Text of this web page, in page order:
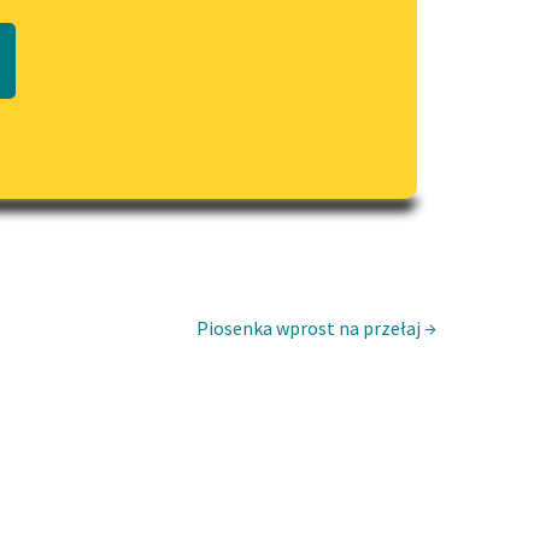
PDF
wrażliwych
Piosenka wprost na przełaj →